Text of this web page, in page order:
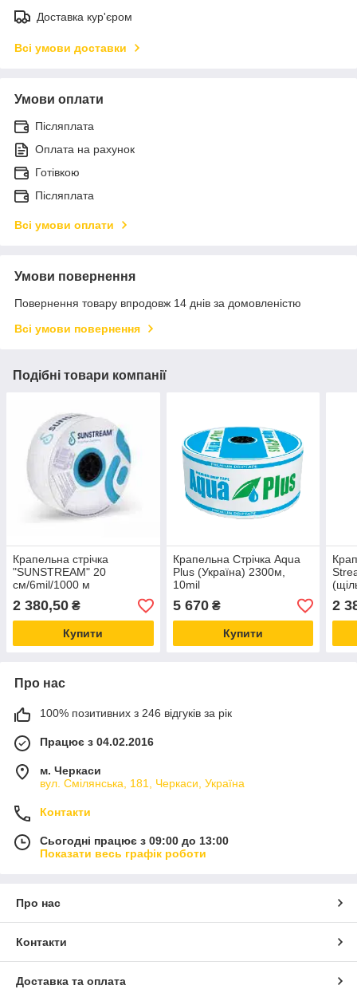
Доставка кур'єром
Всі умови доставки
Умови оплати
Післяплата
Оплата на рахунок
Готівкою
Післяплата
Всі умови оплати
Умови повернення
Повернення товару впродовж 14 днів за домовленістю
Всі умови повернення
Подібні товари компанії
Крапельна стрічка
"SUNSTREAM" 20
см/6mil/1000 м
(Туреччина)
2 380,50 ₴
Купити
Крапельна Стрічка Aqua
Plus (Україна) 2300м,
10mil
5 670₴
Купити
2
Про нас
100% позитивних з 246 відгуків за рік
Працює з 04.02.2016
м. Черкаси
вул. Смілянська, 181, Черкаси, Україна
Контакти
Сьогодні працює з 09:00 до 13:00
Показати весь графік роботи
Про нас
Контакти
Доставка та оплата